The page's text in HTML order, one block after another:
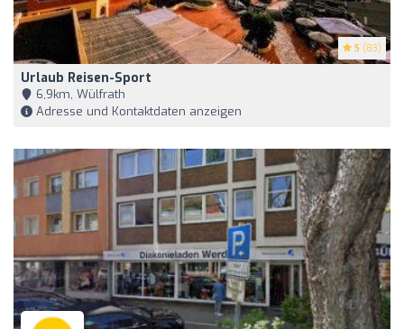
5 (83)
Urlaub Reisen-Sport
6,9km, Wülfrath
Adresse und Kontaktdaten anzeigen